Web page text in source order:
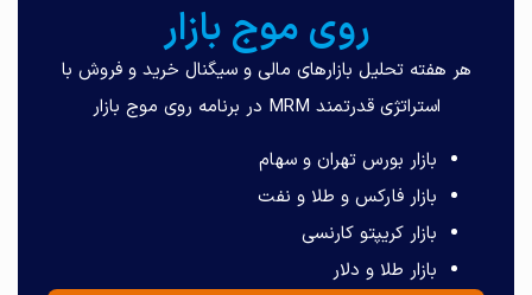
روی موج بازار
هر هفته تحلیل بازارهای مالی و سیگنال خرید و فروش با
استراتژی قدرتمند MRM در برنامه روی موج بازار
بازار بورس تهران و سهام
بازار فارکس و طلا و نفت
بازار کریپتو کارنسی
بازار طلا و دلار